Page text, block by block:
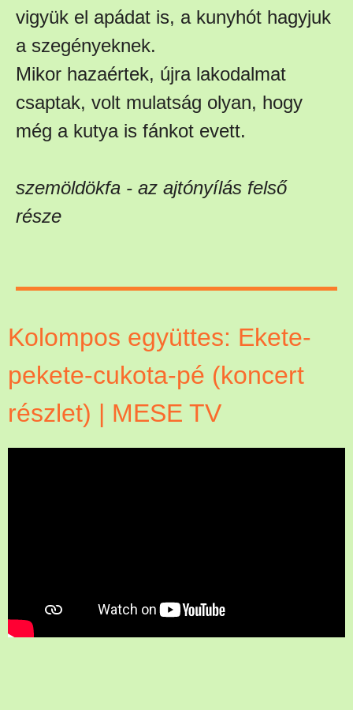
vigyük el apádat is, a kunyhót hagyjuk
a szegényeknek.
Mikor hazaértek, újra lakodalmat
csaptak, volt mulatság olyan, hogy
még a kutya is fánkot evett.
szemöldökfa - az ajtónyílás felső
része
Kolompos együttes: Ekete-
pekete-cukota-pé (koncert
részlet) | MESE TV